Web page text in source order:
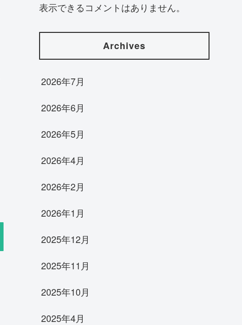
表示できるコメントはありません。
Archives
2026年7月
2026年6月
2026年5月
2026年4月
2026年2月
2026年1月
2025年12月
2025年11月
2025年10月
2025年4月